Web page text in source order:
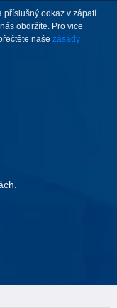
příslušný odkaz v zápatí
obdržíte. Pro vice
naše zásady